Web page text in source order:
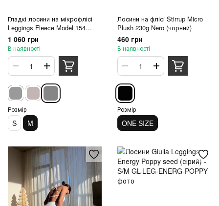
Гладкі лосини на мікрофлісі
Leggings Fleece Model 154
Grafite (сірий) - M
1 060 грн
В наявності
Розмір
S M
Лосини на флісі Stirrup Micro
Plush 230g Nero (чорний)
460 грн
В наявності
Розмір
ONE SIZE